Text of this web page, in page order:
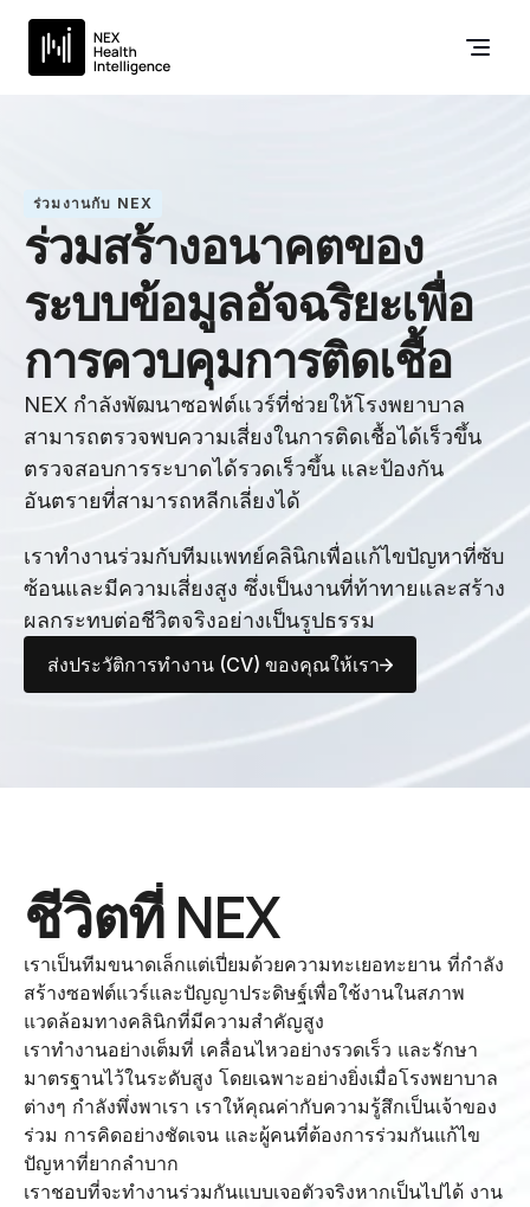
ร่วมงานกับ NEX
ร่วมสร้างอนาคตของ
ระบบข้อมูลอัจฉริยะเพื่อ
การควบคุมการติดเชื้อ
NEX กำลังพัฒนาซอฟต์แวร์ที่ช่วยให้โรงพยาบาล
สามารถตรวจพบความเสี่ยงในการติดเชื้อได้เร็วขึ้น
ตรวจสอบการระบาดได้รวดเร็วขึ้น และป้องกัน
อันตรายที่สามารถหลีกเลี่ยงได้
เราทำงานร่วมกับทีมแพทย์คลินิกเพื่อแก้ไขปัญหาที่ซับ
ซ้อนและมีความเสี่ยงสูง ซึ่งเป็นงานที่ท้าทายและสร้าง
ผลกระทบต่อชีวิตจริงอย่างเป็นรูปธรรม
ส่งประวัติการทำงาน (CV) ของคุณให้เรา
ชีวิตที่ NEX
เราเป็นทีมขนาดเล็กแต่เปี่ยมด้วยความทะเยอทะยาน ที่กำลัง
สร้างซอฟต์แวร์และปัญญาประดิษฐ์เพื่อใช้งานในสภาพ
แวดล้อมทางคลินิกที่มีความสำคัญสูง
เราทำงานอย่างเต็มที่ เคลื่อนไหวอย่างรวดเร็ว และรักษา
มาตรฐานไว้ในระดับสูง โดยเฉพาะอย่างยิ่งเมื่อโรงพยาบาล
ต่างๆ กำลังพึ่งพาเรา เราให้คุณค่ากับความรู้สึกเป็นเจ้าของ
ร่วม การคิดอย่างชัดเจน และผู้คนที่ต้องการร่วมกันแก้ไข
ปัญหาที่ยากลำบาก
เราชอบที่จะทำงานร่วมกันแบบเจอตัวจริงหากเป็นไปได้ งาน